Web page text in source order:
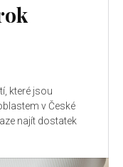
které jsou
v České
najít dostatek